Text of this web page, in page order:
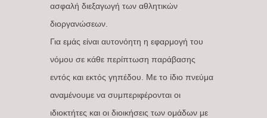
ασφαλή διεξαγωγή των αθλητικών
διοργανώσεων.
Για εμάς είναι αυτονόητη η εφαρμογή του
νόμου σε κάθε περίπτωση παράβασης
εντός και εκτός γηπέδου. Με το ίδιο πνεύμα
αναμένουμε να συμπεριφέρονται οι
ιδιοκτήτες και οι διοικήσεις των ομάδων με